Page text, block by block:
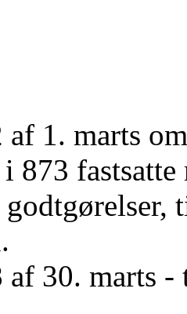
1. marts
873
30. marts